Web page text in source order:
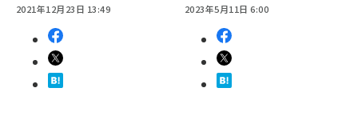
2021年12月23日 13:49 2023年5月11日 6:00